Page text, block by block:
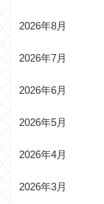
2026年8月
2026年7月
2026年6月
2026年5月
2026年4月
2026年3月